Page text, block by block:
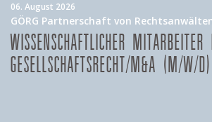
06. August 2026
GÖRG Partnerschaft von
WISSENSCHAFTLICHER
GESELLSCHAFTSRECHT/M&A (M/W/